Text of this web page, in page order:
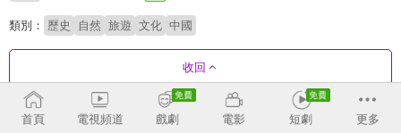
類別： 歷史 自然 旅遊 文化 中國
收回
劇集列表 收合
首頁 電視頻道 戲劇 電影 短劇 更多